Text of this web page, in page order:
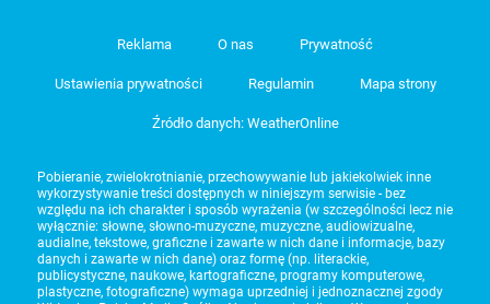
Reklama O nas Prywatność
Ustawienia prywatności Regulamin Mapa strony
Źródło danych: WeatherOnline
Pobieranie, zwielokrotnianie, przechowywanie lub jakiekolwiek inne
wykorzystywanie treści dostępnych w niniejszym serwisie - bez
względu na ich charakter i sposób wyrażenia (w szczególności lecz nie
wyłącznie: słowne, słowno-muzyczne, muzyczne, audiowizualne,
audialne, tekstowe, graficzne i zawarte w nich dane i informacje, bazy
danych i zawarte w nich dane) oraz formę (np. literackie,
publicystyczne, naukowe, kartograficzne, programy komputerowe,
plastyczne, fotograficzne) wymaga uprzedniej i jednoznacznej zgody